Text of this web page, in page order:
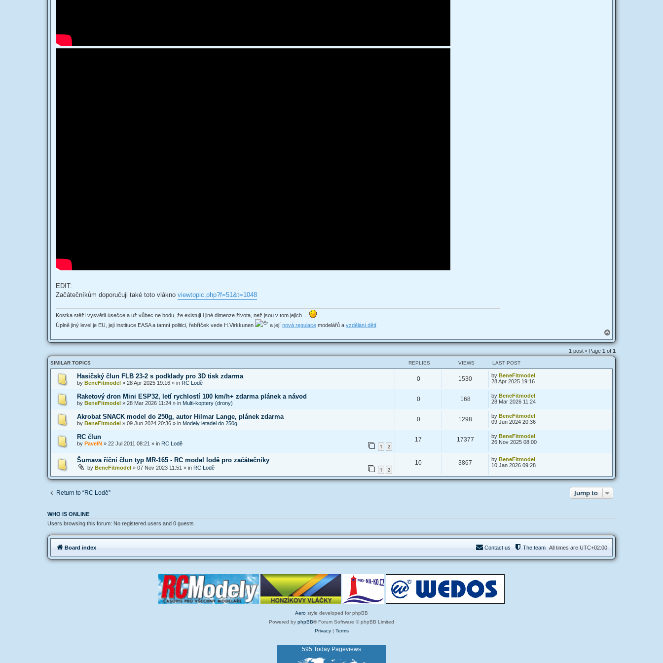
EDIT:
Začátečníkům doporučuji také toto vlákno viewtopic.php?f=51&t=1048
Kostka stěží vysvětlí úsečce a už vůbec ne bodu, že existují i jiné dimenze života, než jsou v tom jejich ...
Úplně jiný level je EU, její instituce EASA a tamní politici, řebříček vede H.Virkkunen
a její nová regulace modelářů a vzdělání dětí
o
p
1 post • Page 1 of 1
SIMILAR TOPICS REPLIES VIEWS LAST POST
Hasičský člun FLB 23-2 s podklady pro 3D tisk zdarma
by BeneFitmodel » 28 Apr 2025 19:16 » in RC Lodě
0 1530 by BeneFitmodel
28 Apr 2025 19:16
Raketový dron Mini ESP32, letí rychlostí 100 km/h+ zdarma plánek a návod
by BeneFitmodel » 28 Mar 2026 11:24 » in Multi-koptery (drony)
0 168 by BeneFitmodel
28 Mar 2026 11:24
Akrobat SNACK model do 250g, autor Hilmar Lange, plánek zdarma
by BeneFitmodel » 09 Jun 2024 20:36 » in Modely letadel do 250g
0 1298 by BeneFitmodel
09 Jun 2024 20:36
RC člun
by PavelN » 22 Jul 2011 08:21 » in RC Lodě 1 2
17 17377 by BeneFitmodel
26 Nov 2025 08:00
Šumava říční člun typ MR-165 - RC model lodě pro začátečníky
by BeneFitmodel » 07 Nov 2023 11:51 » in RC Lodě 1 2
10 3867 by BeneFitmodel
10 Jan 2026 09:28
Return to “RC Lodě” Jump to
WHO IS ONLINE
Users browsing this forum: No registered users and 0 guests
Board index All times are UTC+02:00
The team
Contact us
Aero style developed for phpBB
Powered by phpBB® Forum Software © phpBB Limited
Privacy| Terms
595 Today Pageviews